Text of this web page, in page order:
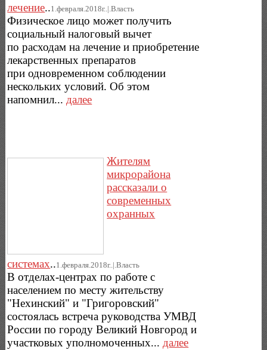
лечение..1.февраля.2018г..|.Власть
Физическое лицо может получить
социальный налоговый вычет
по расходам на лечение и приобретение
лекарственных препаратов
при одновременном соблюдении
нескольких условий. Об этом
напомнил... далее
Жителям
микрорайона
рассказали о
современных
охранных
системах..1.февраля.2018г..|.Власть
В отделах-центрах по работе с
населением по месту жительству
"Нехинский" и "Григоровский"
состоялась встреча руководства УМВД
России по городу Великий Новгород и
участковых уполномоченных... далее